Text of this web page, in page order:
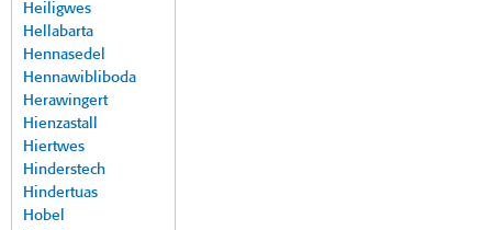
Heiligwes
Hellabarta
Hennasedel
Hennawibliboda
Herawingert
Hienzastall
Hiertwes
Hinderstech
Hindertuas
Hobel